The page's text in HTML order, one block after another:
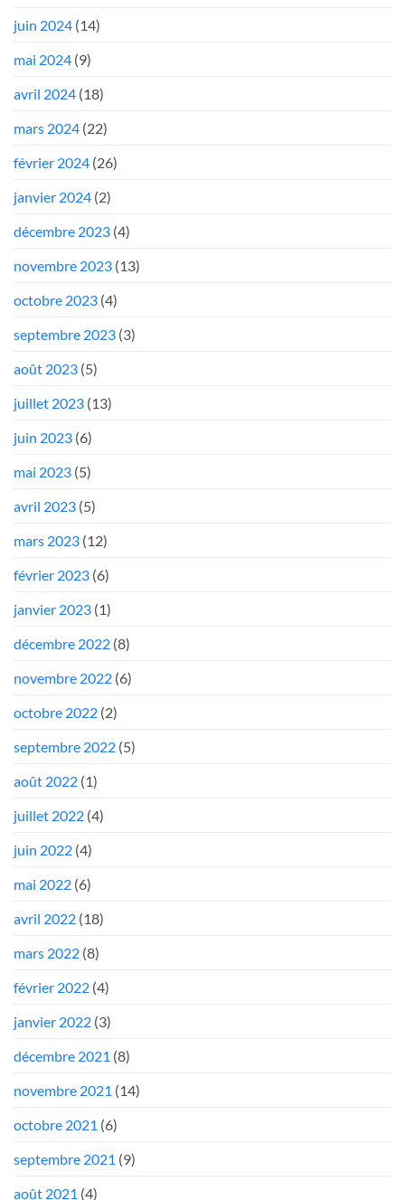
juin 2024 (14)
mai 2024 (9)
avril 2024 (18)
mars 2024 (22)
février 2024 (26)
janvier 2024 (2)
décembre 2023 (4)
novembre 2023 (13)
octobre 2023 (4)
septembre 2023 (3)
août 2023 (5)
juillet 2023 (13)
juin 2023 (6)
mai 2023 (5)
avril 2023 (5)
mars 2023 (12)
février 2023 (6)
janvier 2023 (1)
décembre 2022 (8)
novembre 2022 (6)
octobre 2022 (2)
septembre 2022 (5)
août 2022 (1)
juillet 2022 (4)
juin 2022 (4)
mai 2022 (6)
avril 2022 (18)
mars 2022 (8)
février 2022 (4)
janvier 2022 (3)
décembre 2021 (8)
novembre 2021 (14)
octobre 2021 (6)
septembre 2021 (9)
août 2021 (4)